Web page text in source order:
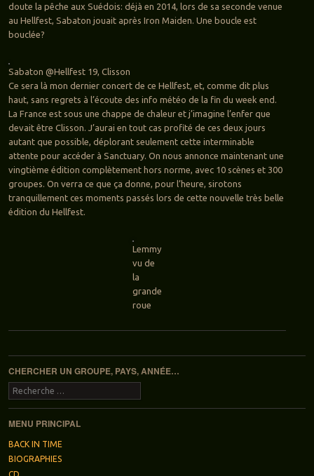
doute la pêche aux Suédois: déjà en 2014, lors de sa seconde venue
au Hellfest, Sabaton jouait après Iron Maiden. Une boucle est
bouclée?
Sabaton @Hellfest 19, Clisson
Ce sera là mon dernier concert de ce Hellfest, et, comme dit plus
haut, sans regrets à l’écoute des info météo de la fin du week end.
La France est sous une chappe de chaleur et j’imagine l’enfer que
devait être Clisson. J’aurai en tout cas profité de ces deux jours
autant que possible, déplorant seulement cette interminable
attente pour accéder à Sanctuary. On nous annonce maintenant une
vingtième édition complètement hors norme, avec 10 scènes et 300
groupes. On verra ce que ça donne, pour l’heure, sirotons
tranquillement ces moments passés lors de cette nouvelle très belle
édition du Hellfest.
Lemmy
vu de
la
grande
roue
Navigation des articles
CHERCHER UN GROUPE, PAYS, ANNÉE…
Recherche
MENU PRINCIPAL
BACK IN TIME
BIOGRAPHIES
CD